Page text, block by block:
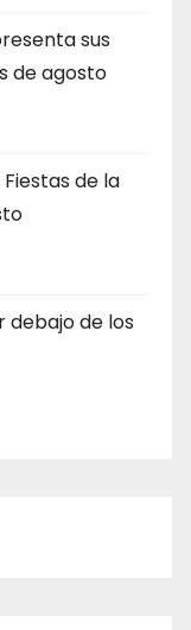
sus
de agosto
de la
debajo de los